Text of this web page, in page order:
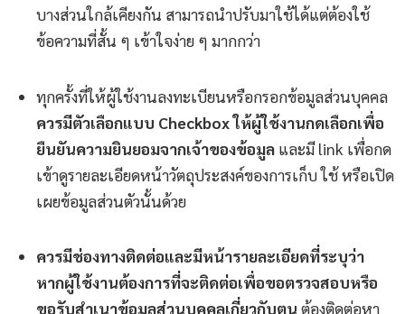
บางส่วนใกล้เคียงกัน สามารถนำปรับมาใช้ได้แต่ต้องใช้
ข้อความที่สั้น ๆ เข้าใจง่าย ๆ มากกว่า
ทุกครั้งที่ให้ผู้ใช้งานลงทะเบียนหรือกรอกข้อมูลส่วนบุคคล
ควรมีตัวเลือกแบบ Checkbox ให้ผู้ใช้งานกดเลือกเพื่อ
ยืนยันความยินยอมจากเจ้าของข้อมูล และมี link เพื่อกด
เข้าดูรายละเอียดหน้าวัตถุประสงค์ของการเก็บ ใช้ หรือเปิด
เผยข้อมูลส่วนตัวนั้นด้วย
ควรมีช่องทางติดต่อและมีหน้ารายละเอียดที่ระบุว่า
หากผู้ใช้งานต้องการที่จะติดต่อเพื่อขอตรวจสอบหรือ
ขอรับสำเนาข้อมูลส่วนบุคคลเกี่ยวกับตน ต้องติดต่อหา